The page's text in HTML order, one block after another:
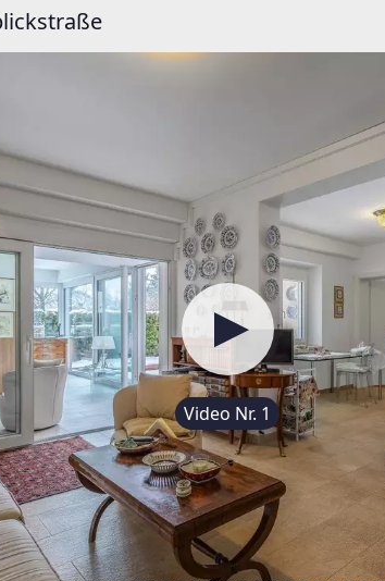
Video Nr. 1